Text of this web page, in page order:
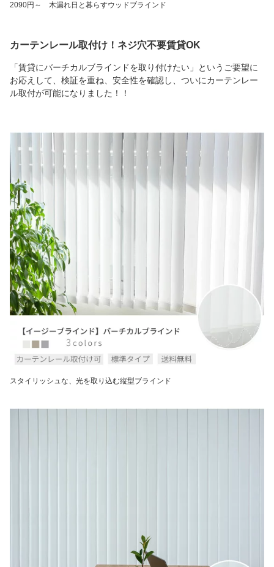
2090円～ 木漏れ日と暮らすウッドブラインド
カーテンレール取付け！ネジ穴不要賃貸OK
「賃貸にバーチカルブラインドを取り付けたい」というご要望に
お応えして、検証を重ね、安全性を確認し、ついにカーテンレー
ル取付が可能になりました！！
スタイリッシュな、光を取り込む縦型ブラインド